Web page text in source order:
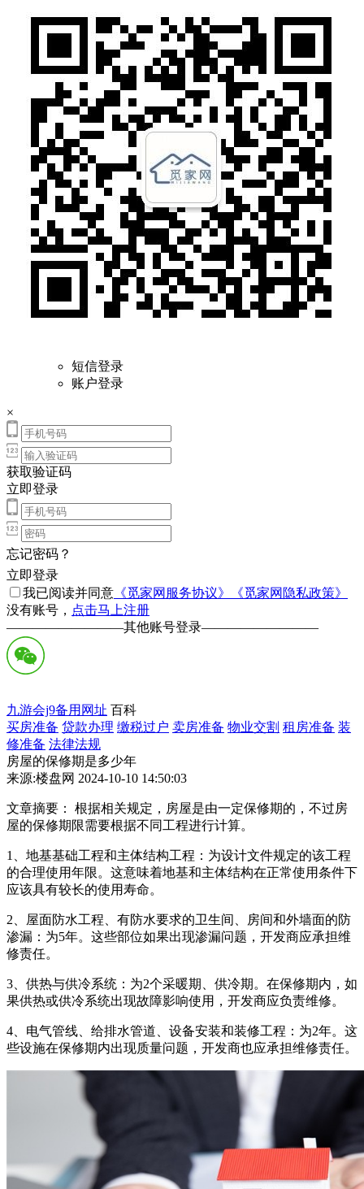
短信登录
账户登录
×
获取验证码
立即登录
忘记密码？
立即登录
我已阅读并同意 《觅家网服务协议》
《觅家网隐私政策》
没有账号， 点击马上注册
—————————其他账号登录—————————
九游会j9备用网址 百科
买房准备 贷款办理 缴税过户 卖房准备 物业交割 租房准备 装
修准备 法律法规
房屋的保修期是多少年
来源:楼盘网 2024-10-10 14:50:03
文章摘要： 根据相关规定，房屋是由一定保修期的，不过房
屋的保修期限需要根据不同工程进行计算。
1、地基基础工程和主体结构工程：为设计文件规定的该工程
的合理使用年限。这意味着地基和主体结构在正常使用条件下
应该具有较长的使用寿命。
2、屋面防水工程、有防水要求的卫生间、房间和外墙面的防
渗漏：为5年。这些部位如果出现渗漏问题，开发商应承担维
修责任。
3、供热与供冷系统：为2个采暖期、供冷期。在保修期内，如
果供热或供冷系统出现故障影响使用，开发商应负责维修。
4、电气管线、给排水管道、设备安装和装修工程：为2年。这
些设施在保修期内出现质量问题，开发商也应承担维修责任。